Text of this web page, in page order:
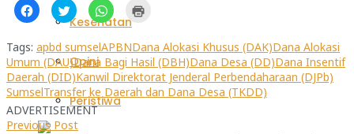
Kesehatan
Opini
Peristiwa
Klik
untuk
membagikan
Facebook(Membuka
di
jendela
yang
baru)
Klik
untuk
berbagi
Twitter(Membuka
di
jendela
yang
baru)
Klik
untuk
berbagi
WhatsApp(Membuka
di
jendela
yang
baru)
jendela
yang
baru)
Tags: apbd sumselAPBNDana Alokasi Khusus (DAK)Dana Alokasi
Umum (DAU)Dana Bagi Hasil (DBH)Dana Desa (DD)Dana Insentif
Daerah (DID)Kanwil Direktorat Jenderal Perbendaharaan (DJPb)
SumselTransfer ke Daerah dan Dana Desa (TKDD)
ADVERTISEMENT
Previous Post